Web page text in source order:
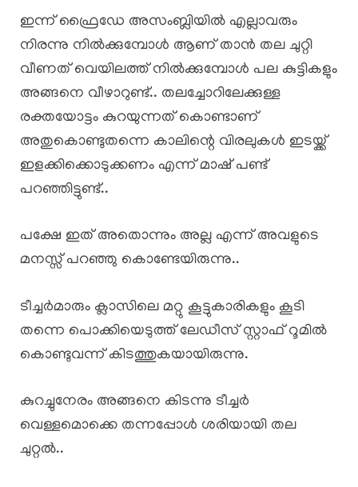
ഇന്ന് ഫ്രൈഡേ അസംബ്ലിയിൽ എല്ലാവരും
നിരന്നു നിൽക്കുമ്പോൾ ആണ് താൻ തല ചുറ്റി
വീണത് വെയിലത്ത് നിൽക്കുമ്പോൾ പല കുട്ടികളും
അങ്ങനെ വീഴാറുണ്ട്.. തലച്ചോറിലേക്കുള്ള
രക്തയോട്ടം കുറയുന്നത് കൊണ്ടാണ്
അതുകൊണ്ടുതന്നെ കാലിന്റെ വിരലുകൾ ഇടയ്ക്ക്
ഇളക്കിക്കൊടുക്കണം എന്ന് മാഷ് പണ്ട്
പറഞ്ഞിട്ടുണ്ട്..
പക്ഷേ ഇത് അതൊന്നും അല്ല എന്ന് അവളുടെ
മനസ്സ് പറഞ്ഞു കൊണ്ടേയിരുന്നു..
ടീച്ചർമാരും ക്ലാസിലെ മറ്റു കൂട്ടുകാരികളും കൂടി
തന്നെ പൊക്കിയെടുത്ത് ലേഡീസ് സ്റ്റാഫ് റൂമിൽ
കൊണ്ടുവന്ന് കിടത്തുകയായിരുന്നു.
കുറച്ചുനേരം അങ്ങനെ കിടന്നു ടീച്ചർ
വെള്ളമൊക്കെ തന്നപ്പോൾ ശരിയായി തല
ചുറ്റൽ..